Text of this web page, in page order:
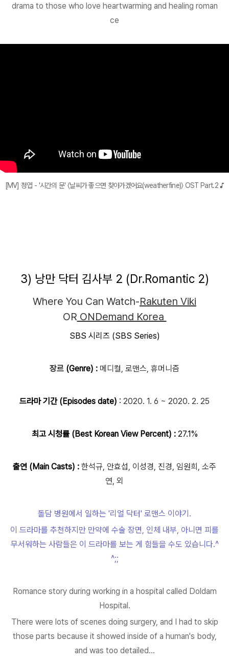
drama to those who love heartwarming and healing roman
ce
[MV] 정엽 - '시간의 문' 〈날씨가 좋으면 찾아가겠어요(weatherfine)〉 OST Part.2 ♪
3) 낭만 닥터 김사부 2 (Dr.Romantic 2)
Where You Can Watch-Rakuten Viki
OR ONDemand Korea
SBS 시리즈 (SBS Series)
장르 (Genre) : 메디컬, 로맨스, 휴머니즘
드라마 기간 (Episodes date) : 2020. 1. 6 ~ 2020. 2. 25
최고 시청률 (Best Korean View Percent) : 27.1%
출연 (Main Casts) : 한석규, 안효섭, 이성경, 진경, 임원희, 소주
연, 외
돌담 병원에서 일하는 '리얼 닥터' 로맨스 이야기.
이 드라마를 추천하지만 만약에 수술 장면, 인체 내부, 아니면 피를
무서워하는 사람들은 이 드라마를 보는 게 힘들을 수도 있습니다.^
^;;
Romance story during working in a hospital called Doldam
Hospital.
There were lots of scenes doing surgery, and I had to skip
those parts because it showed inside of a human's body,
and was too detailed...